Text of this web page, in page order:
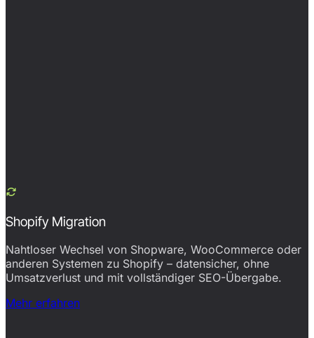
Shopify Migration
Nahtloser Wechsel von Shopware, WooCommerce oder
anderen Systemen zu Shopify – datensicher, ohne
Umsatzverlust und mit vollständiger SEO-Übergabe.
Mehr erfahren